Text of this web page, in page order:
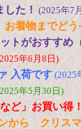
た！ (2025年7
お着物までどう
トがおすすめ
年6月8日)
入荷です (2025
年5月30日)
ど」お買い得！
から クリス